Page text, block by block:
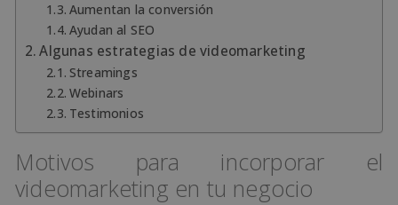
Aumentan la conversión
Ayudan al SEO
Algunas estrategias de videomarketing
Streamings
Webinars
Testimonios
Motivos para incorporar el
videomarketing en tu negocio